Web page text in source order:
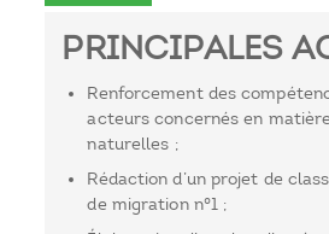
PRINCIPALES
Renforcement des
acteurs concernés en
naturelles ;
Rédaction d’un projet de
de migration n°1 ;